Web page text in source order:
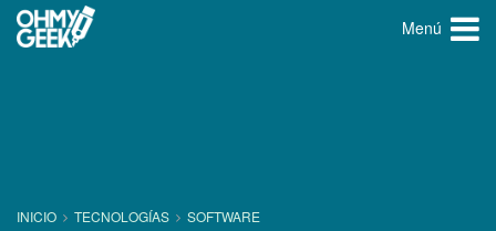
Menú
INICIO TECNOLOGÍ­AS SOFTWARE